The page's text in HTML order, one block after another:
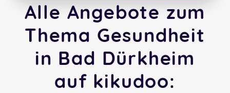
Alle Angebote zum
Thema Gesundheit
in Bad Dürkheim
auf kikudoo: